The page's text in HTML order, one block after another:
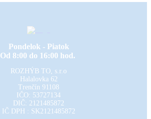
Pondelok - Piatok
Od 8:00 do 16:00 hod.
ROZHÝB TO, s.r.o
Halalovka 62
Trenčín 91108
IČO: 53727134
DIČ: 2121485872
IČ DPH : SK2121485872